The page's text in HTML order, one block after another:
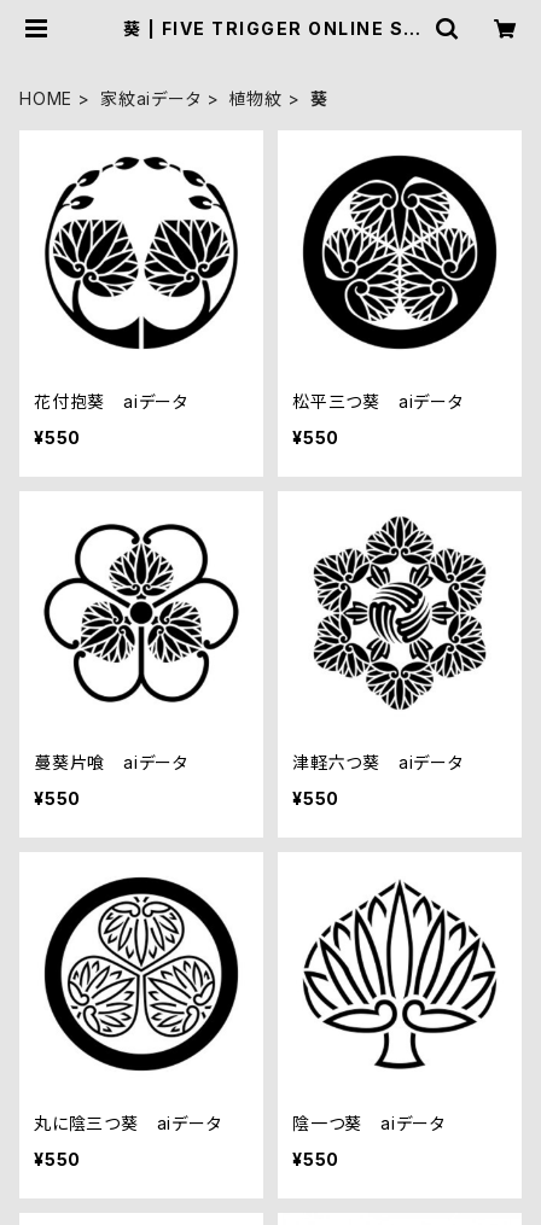
葵 | FIVE TRIGGER ONLINE SH
HOME 家紋aiデータ 植物紋 葵
花付抱葵 aiデータ
¥550
松平三つ葵 aiデータ
¥550
蔓葵片喰 aiデータ
¥550
津軽六つ葵 aiデータ
¥550
丸に陰三つ葵 aiデータ
¥550
陰一つ葵 aiデータ
¥550